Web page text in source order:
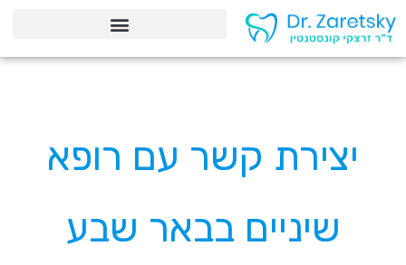
יצירת קשר עם רופא
שיניים בבאר שבע